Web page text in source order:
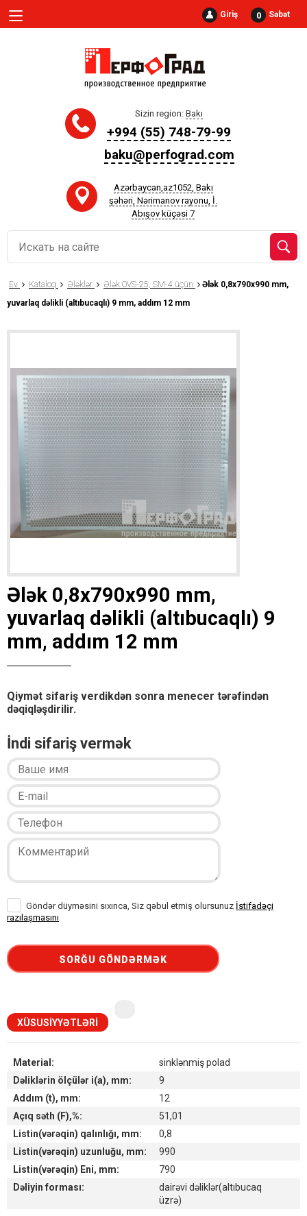
Giriş 0 Səbət
Sizin region: Bakı
+994 (55) 748-79-99
baku@perfograd.com
Azərbaycan,az1052, Bakı
şəhəri, Nərimanov rayonu, İ.
Abışov küçəsi 7
Ev Kataloq Ələklər Ələk OVS-25, SM-4 üçün
Ələk 0,8x790x990 mm,
yuvarlaq dəlikli (altıbucaqlı) 9 mm, addım 12 mm
Ələk 0,8x790x990 mm,
yuvarlaq dəlikli (altıbucaqlı) 9
mm, addım 12 mm
Qiymət sifariş verdikdən sonra menecer tərəfindən
dəqiqləşdirilir.
İndi sifariş vermək
Göndər düyməsini sıxınca, Siz qəbul etmiş olursunuz İstifadəçi
razılaşmasını
SORĞU GÖNDƏRMƏK
XÜSUSIYYƏTLƏRI
Material:
sinklənmiş polad
Dəliklərin ölçülər i(a), mm:
9
Addım (t), mm:
12
Açıq səth (F),%:
51,01
Listin(vərəqin) qalınlığı, mm:
0,8
Listin(vərəqin) uzunluğu, mm:
990
Listin(vərəqin) Eni, mm:
790
Dəliyin forması:
dairəvi dəliklər(altıbucaq
üzrə)